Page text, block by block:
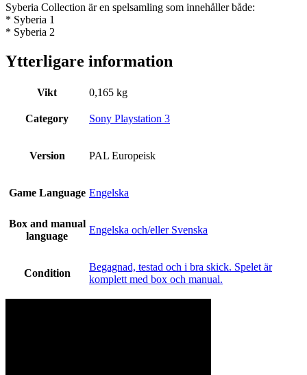
Syberia Collection är en spelsamling som innehåller både:
* Syberia 1
* Syberia 2
Ytterligare information
Vikt 0,165 kg
Category Sony Playstation 3
Version PAL Europeisk
Game Language Engelska
Box and manual
language
Engelska och/eller Svenska
Condition
Begagnad, testad och i bra skick. Spelet är
komplett med box och manual.